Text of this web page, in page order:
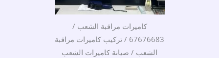
كاميرات مراقبة الشعب /
67676683 / تركيب كاميرات مراقبة
الشعب / صيانة كاميرات الشعب